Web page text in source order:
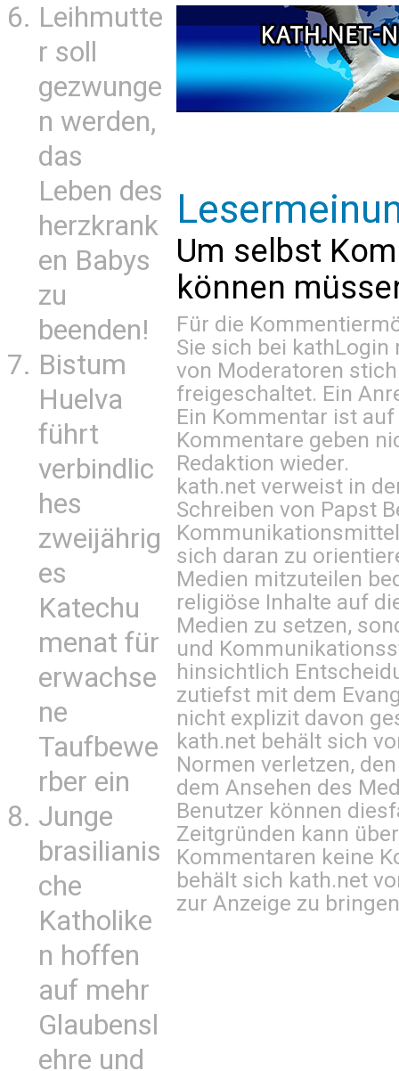
Leihmutte
r soll
gezwunge
n werden,
das
Leben des
herzkrank
en Babys
zu
beenden!
Bistum
Huelva
führt
verbindlic
hes
zweijährig
es
Katechu
menat für
erwachse
ne
Taufbewe
rber ein
Junge
brasilianis
che
Katholike
n hoffen
auf mehr
Glaubensl
ehre und
Um selbst
können
Für die
Sie sich bei kathLogin
von Moderatoren
freigeschaltet. Ein
Ein Kommentar ist
Kommentare geben
Redaktion wieder.
kath.net verweist in
Schreiben von Papst
sich daran zu
Medien mitzuteilen
religiöse Inhalte auf
Medien zu setzen,
und
hinsichtlich
zutiefst mit dem
nicht explizit davon
kath.net behält sich
Normen verletzen,
dem Ansehen des
Benutzer können
Zeitgründen kann
Kommentaren keine
behält sich kath.net
zur Anzeige zu